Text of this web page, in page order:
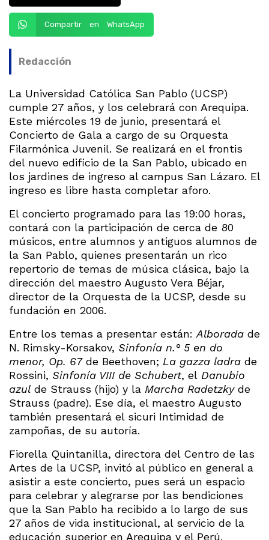
Compartir en WhatsApp
Redacción
La Universidad Católica San Pablo (UCSP)
cumple 27 años, y los celebrará con Arequipa.
Este miércoles 19 de junio, presentará el
Concierto de Gala a cargo de su Orquesta
Filarmónica Juvenil. Se realizará en el frontis
del nuevo edificio de la San Pablo, ubicado en
los jardines de ingreso al campus San Lázaro. El
ingreso es libre hasta completar aforo.
El concierto programado para las 19:00 horas,
contará con la participación de cerca de 80
músicos, entre alumnos y antiguos alumnos de
la San Pablo, quienes presentarán un rico
repertorio de temas de música clásica, bajo la
dirección del maestro Augusto Vera Béjar,
director de la Orquesta de la UCSP, desde su
fundación en 2006.
Entre los temas a presentar están: Alborada de
N. Rimsky-Korsakov, Sinfonía n.° 5 en do
menor, Op. 67de Beethoven; La gazza ladra de
Rossini, Sinfonía VIII de Schubert, el Danubio
azul de Strauss (hijo) y la Marcha Radetzkyde
Strauss (padre). Ese día, el maestro Augusto
también presentará el sicuri Intimidad de
zampoñas, de su autoría.
Fiorella Quintanilla, directora del Centro de las
Artes de la UCSP, invitó al público en general a
asistir a este concierto, pues será un espacio
para celebrar y alegrarse por las bendiciones
que la San Pablo ha recibido a lo largo de sus
27 años de vida institucional, al servicio de la
educación superior en Arequipa y el Perú.